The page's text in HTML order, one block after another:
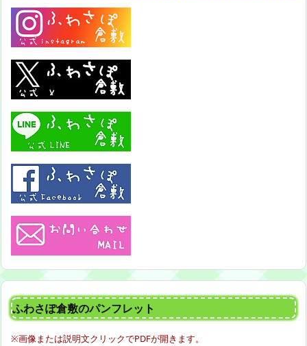
ふわさぽ倉敷のパンフレット
※画像または説明文クリックでPDFが開きます。